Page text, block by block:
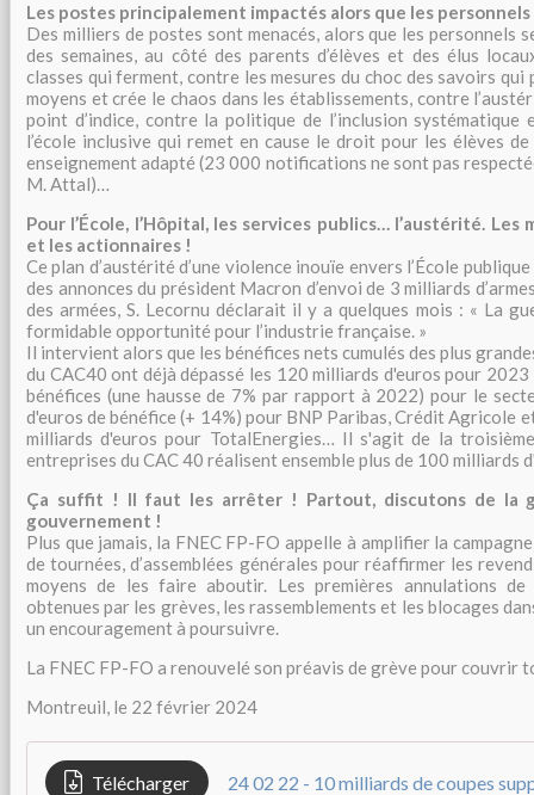
Les postes principalement impactés alors que les personnels
Des milliers de postes sont menacés, alors que les personnels
des semaines, au côté des parents d’élèves et des élus
classes qui ferment, contre les mesures du choc des savoirs
moyens et crée le chaos dans les établissements, contre
point d’indice, contre la politique de l’inclusion
l’école inclusive qui remet en cause le droit pour les élèves
enseignement adapté (23 000 notifications ne sont pas
M. Attal)…
Pour l’École, l’Hôpital, les services publics… l’austérité.
et les actionnaires !
Ce plan d’austérité d’une violence inouïe envers l’École
des annonces du président Macron d’envoi de 3 milliards
des armées, S. Lecornu déclarait il y a quelques mois : « La
formidable opportunité pour l’industrie française. »
Il intervient alors que les bénéfices nets cumulés des plus
du CAC40 ont déjà dépassé les 120 milliards d'euros pour
bénéfices (une hausse de 7% par rapport à 2022) pour le
d'euros de bénéfice (+ 14%) pour BNP Paribas, Crédit Agricole
milliards d'euros pour TotalEnergies… Il s'agit de la
entreprises du CAC 40 réalisent ensemble plus de 100 milliards
Ça suffit ! Il faut les arrêter ! Partout, discutons de la
gouvernement !
Plus que jamais, la FNEC FP-FO appelle à amplifier la
de tournées, d’assemblées générales pour réaffirmer les
moyens de les faire aboutir. Les premières annulations de
obtenues par les grèves, les rassemblements et les blocages
un encouragement à poursuivre.
La FNEC FP-FO a renouvelé son préavis de grève pour couvrir
Montreuil, le 22 février 2024
Télécharger